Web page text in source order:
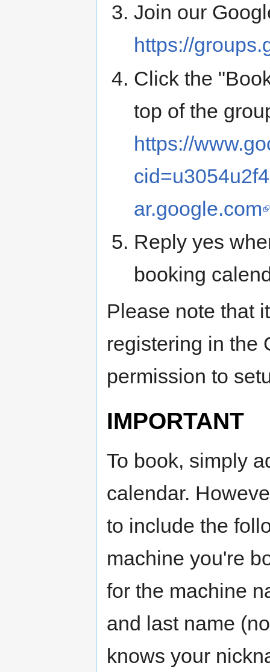
Join our
https://
Click the
top of the
https://
ar.google.com
Reply yes
booking
Please note that
registering in the
permission to
IMPORTANT
To book, simply
calendar.
to include the
machine you're
for the machine
and last name
knows your